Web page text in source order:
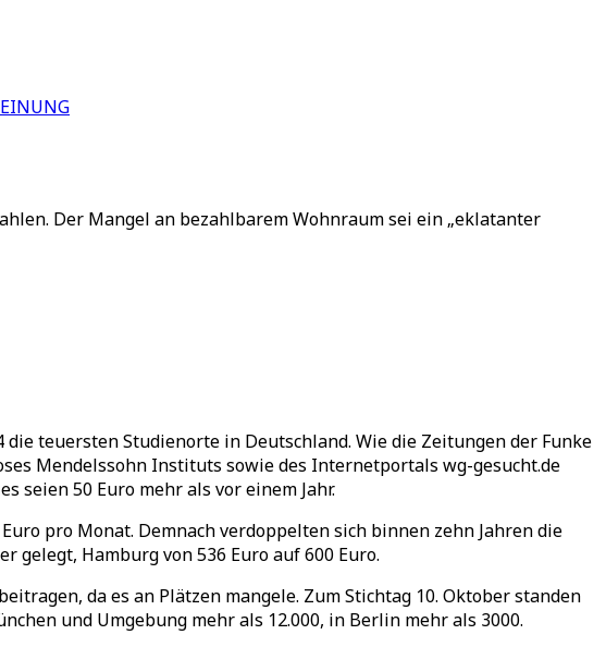
Der Mangel an bezahlbarem Wohnraum sei ein „eklatanter
teuersten Studienorte in Deutschland. Wie die Zeitungen der Funke
Mendelssohn Instituts sowie des Internetportals wg-gesucht.de
seien 50 Euro mehr als vor einem Jahr.
pro Monat. Demnach verdoppelten sich binnen zehn Jahren die
gelegt, Hamburg von 536 Euro auf 600 Euro.
da es an Plätzen mangele. Zum Stichtag 10. Oktober standen
und Umgebung mehr als 12.000, in Berlin mehr als 3000.